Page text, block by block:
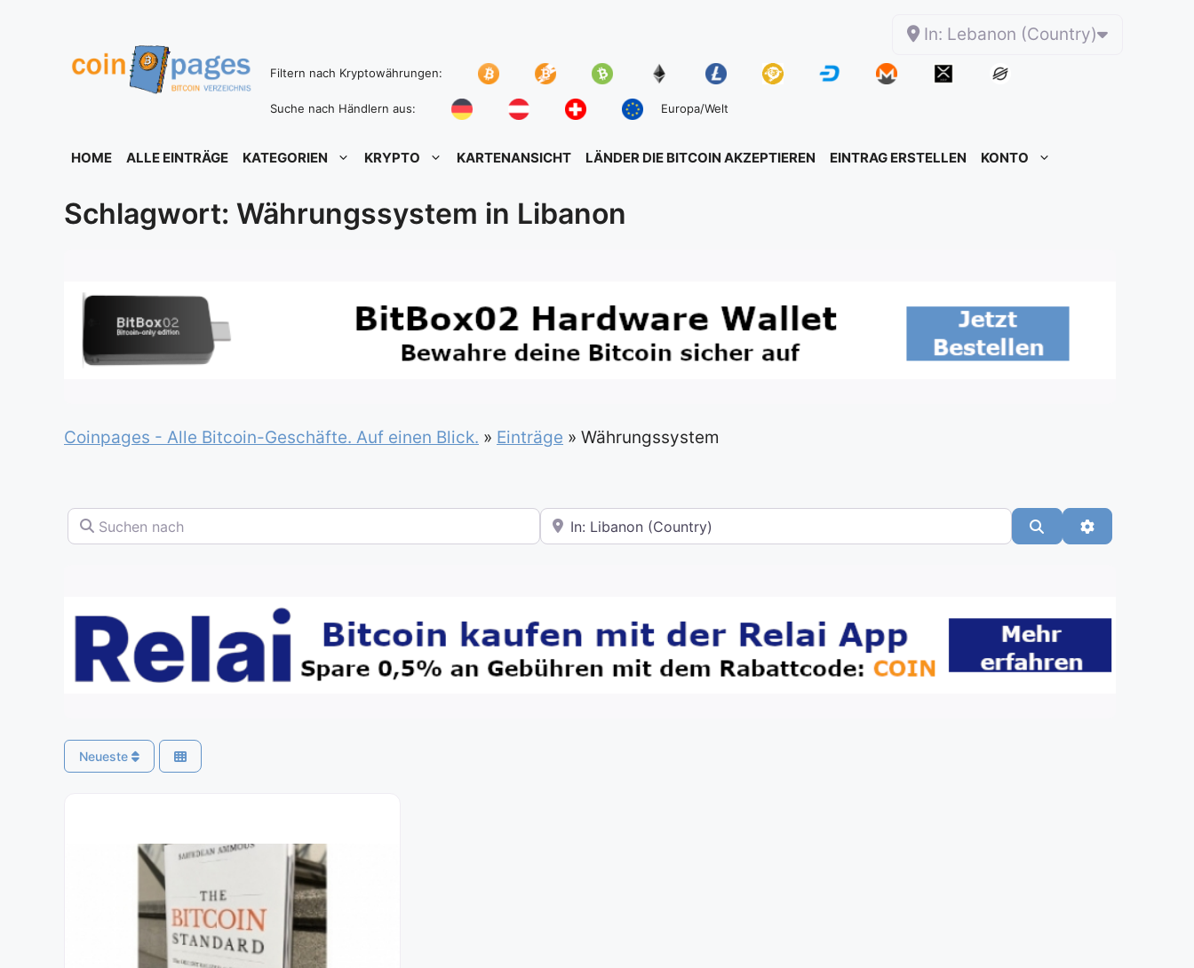
In: Lebanon (Country)
Filtern nach Kryptowährungen:
Suche nach Händlern aus: Europa/Welt
HOME ALLE EINTRÄGE KATEGORIEN KRYPTO KARTENANSICHT LÄNDER DIE BITCOIN AKZEPTIEREN EINTRAG ERSTELLEN KONTO
Schlagwort: Währungssystem in Libanon
Coinpages - Alle Bitcoin-Geschäfte. Auf einen Blick. » Einträge » Währungssystem
Suchen nach In der Nähe SuchenAdvanced
Neueste